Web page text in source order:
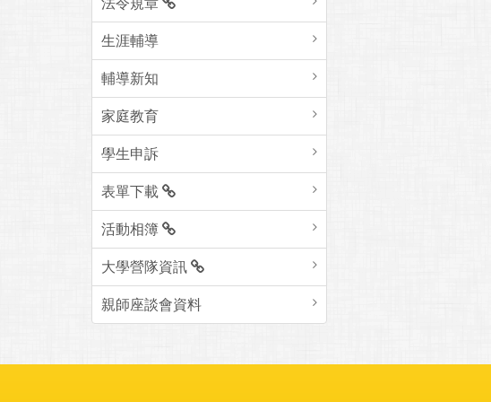
生涯輔導
輔導新知
家庭教育
學生申訴
表單下載
活動相簿
大學營隊資訊
親師座談會資料